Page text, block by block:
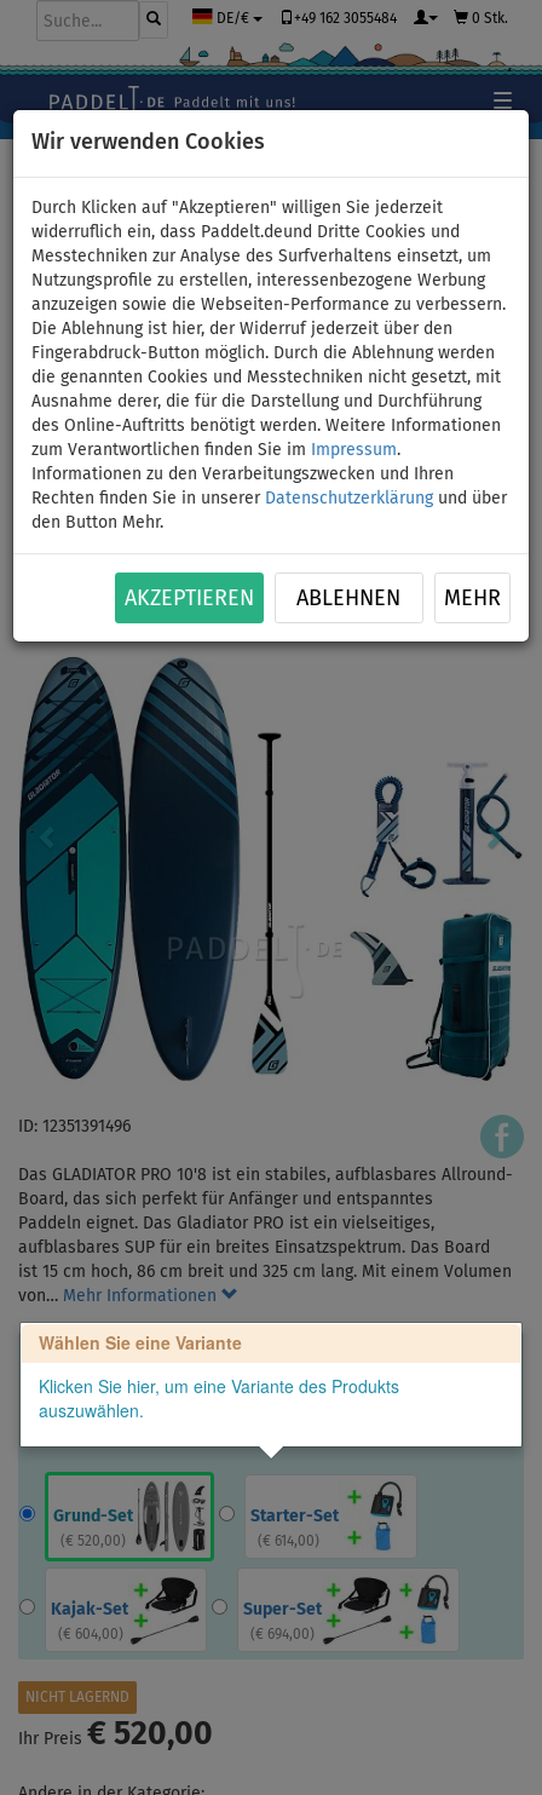
Wir verwenden Cookies
Durch Klicken auf "Akzeptieren" willigen Sie jederzeit
widerruflich ein, dass Paddelt.deund Dritte Cookies und
Messtechniken zur Analyse des Surfverhaltens einsetzt, um
Nutzungsprofile zu erstellen, interessenbezogene Werbung
anzuzeigen sowie die Webseiten-Performance zu verbessern.
Die Ablehnung ist hier, der Widerruf jederzeit über den
Fingerabdruck-Button möglich. Durch die Ablehnung werden
die genannten Cookies und Messtechniken nicht gesetzt, mit
Ausnahme derer, die für die Darstellung und Durchführung
des Online-Auftritts benötigt werden. Weitere Informationen
zum Verantwortlichen finden Sie im
Impressum.
Informationen zu den Verarbeitungszwecken und Ihren
Rechten finden Sie in unserer Datenschutzerklärungund über
den Button Mehr.
AKZEPTIEREN ABLEHNEN MEHR
DE/€ +49 162 3055484 0 Stk.
SUP GLADIATOR PRO 10'8'' mit
Paddel 2026 - aufblasbares
Stand Up Paddle Board -
Variante: Grund-Set
PADDEL
INKL.
KARBON
PADDEL
BIS
135 kg
KAJAK SITZ
VERSAND
Previous Next
ID: 12351391496
Das GLADIATOR PRO 10'8 ist ein stabiles, aufblasbares Allround-
Board, das sich perfekt für Anfänger und entspanntes
Paddeln eignet. Das Gladiator PRO ist ein vielseitiges,
aufblasbares SUP für ein breites Einsatzspektrum. Das Board
ist 15 cm hoch, 86 cm breit und 325 cm lang. Mit einem Volumen
von… Mehr Informationen
Wählen Sie eine Variante
Klicken Sie hier, um eine Variante des Produkts
auszuwählen.
Grund-Set
( € 520,00)
Starter-Set
( € 614,00)
Kajak-Set
( € 604,00)
Super-Set
( € 694,00)
NICHT LAGERND
Ihr Preis € 520,00